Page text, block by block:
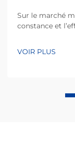
Sur le marché
constance et
réputé pour sa
VOIR PLUS